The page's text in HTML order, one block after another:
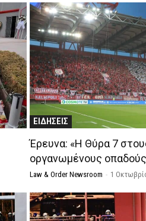
ΕΙΔΗΣΕΙΣ
Έρευνα: «Η Θύρα 7
οργανωμένους
Law & Order Newsroom - 1